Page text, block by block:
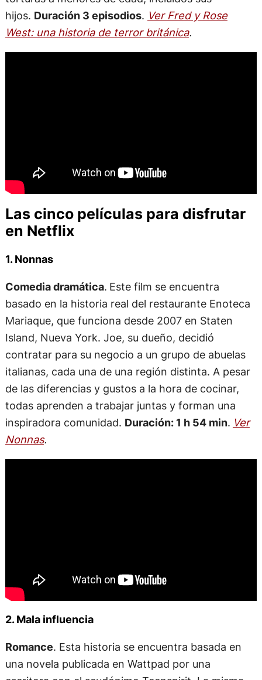
hijos. Duración 3 episodios. Ver Fred y Rose
West: una historia de terror británica.
Las cinco películas para disfrutar
en Netflix
1. Nonnas
Comedia dramática. Este film se encuentra
basado en la historia real del restaurante Enoteca
Mariaque, que funciona desde 2007 en Staten
Island, Nueva York. Joe, su dueño, decidió
contratar para su negocio a un grupo de abuelas
italianas, cada una de una región distinta. A pesar
de las diferencias y gustos a la hora de cocinar,
todas aprenden a trabajar juntas y forman una
inspiradora comunidad. Duración: 1 h 54 min. Ver
Nonnas.
2. Mala influencia
Romance. Esta historia se encuentra basada en
una novela publicada en Wattpad por una